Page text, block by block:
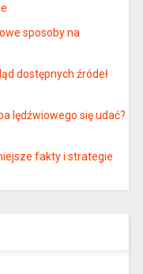
sposoby na
dostępnych źródeł
lędźwiowego się udać?
fakty i strategie